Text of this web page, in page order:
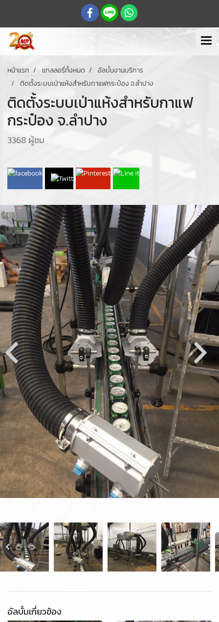
หน้าแรก แกลลอรี่ทั้งหมด
อัลบั้มงานบริการ
ติดตั้งระบบเป่าแห้งสำหรับกาแฟกระป๋อง จ.ลำปาง
ติดตั้งระบบเป่าแห้งสำหรับกาแฟ
กระป๋อง จ.ลำปาง
3368 ผู้ชม
อัลบั้มเกี่ยวข้อง